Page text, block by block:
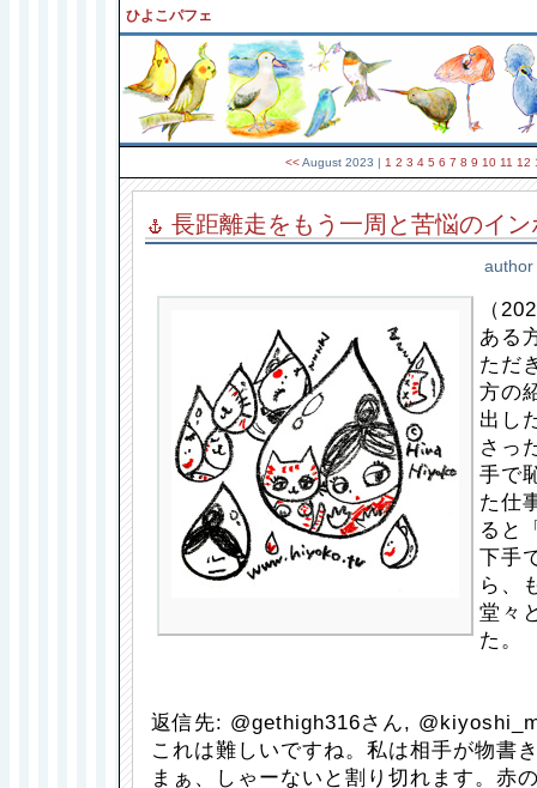
ひよこパフェ
<< August 2023 | 1 2 3 4 5 6 7 8 9 10 11 12
長距離走をもう一周と苦悩のイン
（
ある
ただ
方の
出し
さっ
手で
た仕
ると
下手
ら、
堂々
た。
返信先: @gethigh316さん,
これは難しいですね。私は相手が物書
まぁ、しゃーないと割り切れます。赤